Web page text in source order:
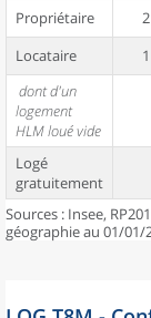
Propriétaire
Locataire
dont d'un
logement
HLM loué vide
Logé
gratuitement
Sources : Insee,
géographie au 01/01/